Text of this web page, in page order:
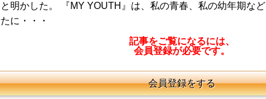
明かした。 『MY YOUTH』は、私の青春、私の幼年期な
に・・・
記事をご覧になるには、
会員登録が必要です。
会員登録をする